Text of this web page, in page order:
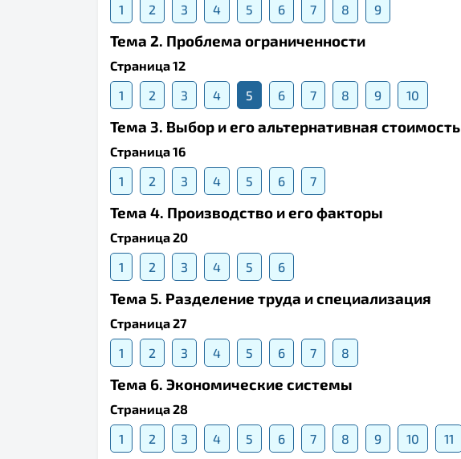
1
2 3 4 5 6 7 8 9
Тема 2. Проблема ограниченности
Страница 12
1
2 3 4 5 6 7 8 9 10
Тема 3. Выбор и его альтернативная стоимость
Страница 16
1
2 3 4 5 6 7
Тема 4. Производство и его факторы
Страница 20
1
2 3 4 5 6
Тема 5. Разделение труда и специализация
Страница 27
1
2 3 4 5 6 7 8
Тема 6. Экономические системы
Страница 28
1
2 3 4 5 6 7 8 9 10 11